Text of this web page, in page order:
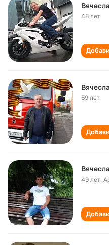
48 лет
59 лет
49 лет,